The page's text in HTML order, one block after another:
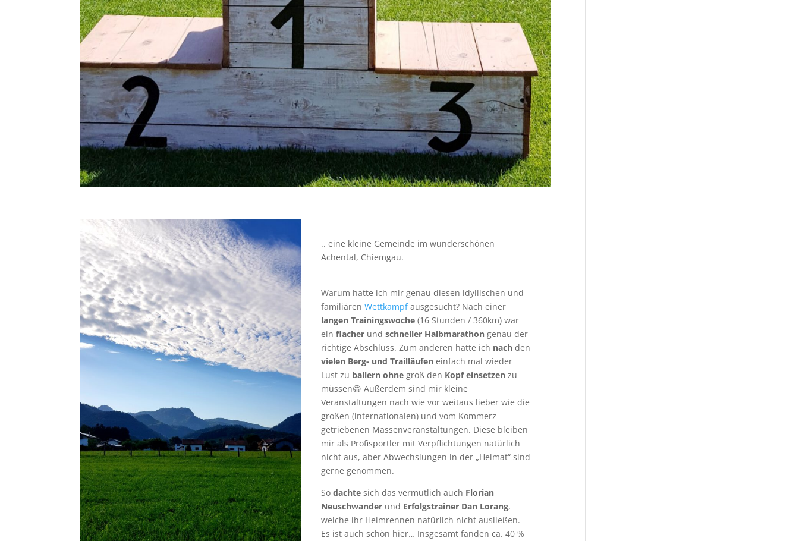
.. eine kleine Gemeinde im wunderschönen
Achental, Chiemgau.
Warum hatte ich mir genau diesen idyllischen und
familiärenWettkampfausgesucht? Nach einer
langen Trainingswoche (16 Stunden / 360km) war
einflacher undschneller Halbmarathongenau der
richtige Abschluss. Zum anderen hatte ich nachden
vielen Berg- und Trailläufen einfach mal wieder
Lust zu ballern ohnegroß den Kopf einsetzenzu
müssen😁 Außerdem sind mir kleine
Veranstaltungen nach wie vor weitaus lieber wie die
großen (internationalen) und vom Kommerz
getriebenen Massenveranstaltungen. Diese bleiben
mir als Profisportler mit Verpflichtungen natürlich
nicht aus, aber Abwechslungen in der „Heimat“ sind
gerne genommen.
Sodachte sich das vermutlich auch Florian
Neuschwander und Erfolgstrainer Dan Lorang,
welche ihr Heimrennen natürlich nicht ausließen.
Es ist auch schön hier… Insgesamt fanden ca. 40 %